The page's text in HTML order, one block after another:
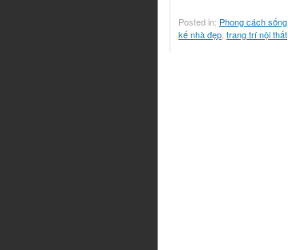
Posted in: Phong cách sống
kế nhà đẹp trang trí nội thất